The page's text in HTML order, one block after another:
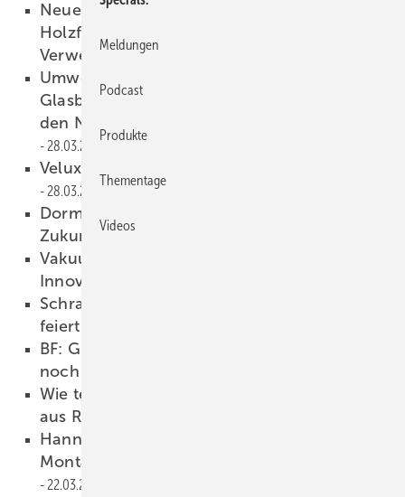
Neue VFF-Merkblätter: Für die
Holzfensterhersteller und zur Glas-
Verwendung
Umweltschutz ernst nehmen:
Glasbetrieb überweist 2500 Euro an
den Naturschutzbund Deutschland
28.03.2022
Velux verpackt (fast) komplett plastikfrei
28.03.2022
Dorma-Glas: Unter neuer Flagge in die
Zukunft
Vakuumglas: Salamander und AGC gehen
Innovationspartnerschaft ein
Schraml: Ultra-schnelle Bearbeitungslinie
feiert Premiere
BF: Glaskongress 2022 in Regensburg – jetzt
noch schnell anmelden
Wie teuer wird Glas ohne Gaslieferungen
aus Rußland?
Hanno: Maßgeschneiderter ift-
Montageplaner mit Kunden-Pass
22.03.2022
Meldungen
Podcast
Produkte
Thementage
Videos